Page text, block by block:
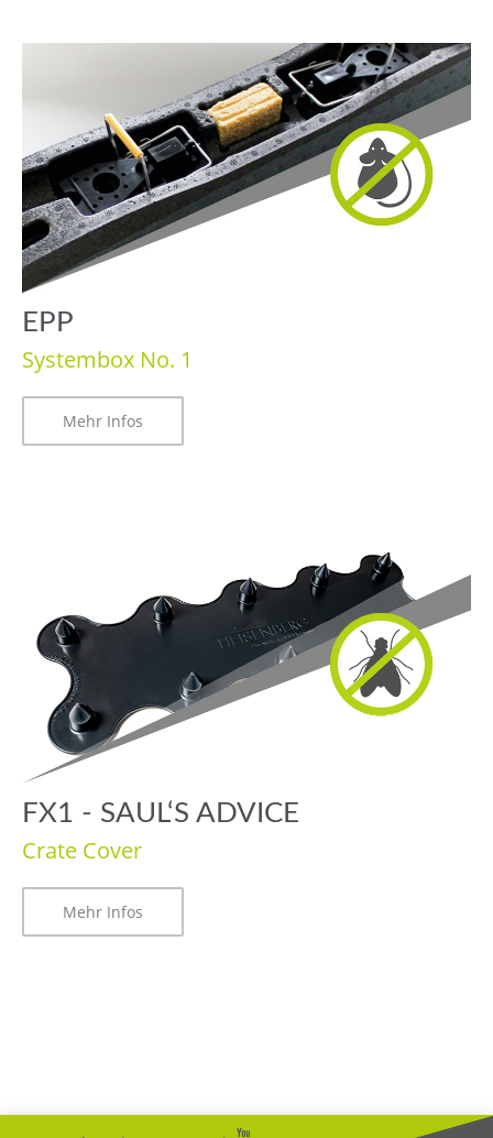
EPP
Systembox No. 1
Mehr Infos
FX1 - SAUL‘S ADVICE
Crate Cover
Mehr Infos